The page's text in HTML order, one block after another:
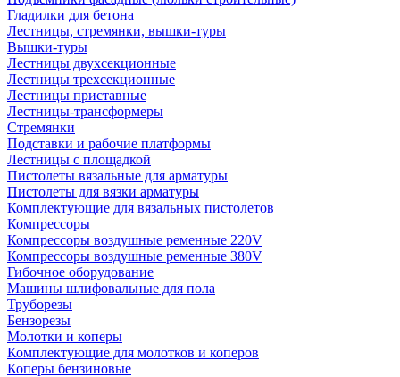
Гладилки для бетона
Лестницы, стремянки, вышки-туры
Вышки-туры
Лестницы двухсекционные
Лестницы трехсекционные
Лестницы приставные
Лестницы-трансформеры
Стремянки
Подставки и рабочие платформы
Лестницы с площадкой
Пистолеты вязальные для арматуры
Пистолеты для вязки арматуры
Комплектующие для вязальных пистолетов
Компрессоры
Компрессоры воздушные ременные 220V
Компрессоры воздушные ременные 380V
Гибочное оборудование
Машины шлифовальные для пола
Труборезы
Бензорезы
Молотки и коперы
Комплектующие для молотков и коперов
Коперы бензиновые